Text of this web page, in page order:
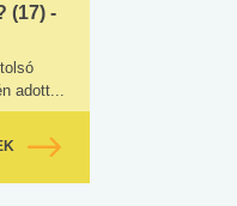
(17) -
adott...